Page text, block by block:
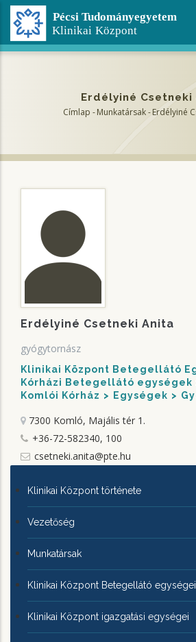
Ugrás
tartalomra
Erdélyiné Csetneki
Címlap - Munkatársak - Erdélyiné
Erdélyiné Csetneki Anita
gyógytornász
Klinikai Központ Betegellátó
Kórházi Betegellátó egységek
Komlói Kórház
Egységek
7300 Komló, Majális tér 1.
+36-72-582340, 100
csetneki.anita@pte.hu
KLINIKAI
KÖZPONTRÓL
Klinikai Központ története
Vezetőség
Munkatársak
Klinikai Központ Betegellátó egységei
Klinikai Központ igazgatási egységei